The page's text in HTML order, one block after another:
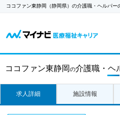
ココファン東静岡（静岡県）の介護職・ヘルパー
ココファン東静岡の介護職・ヘ
求人詳細 施設情報